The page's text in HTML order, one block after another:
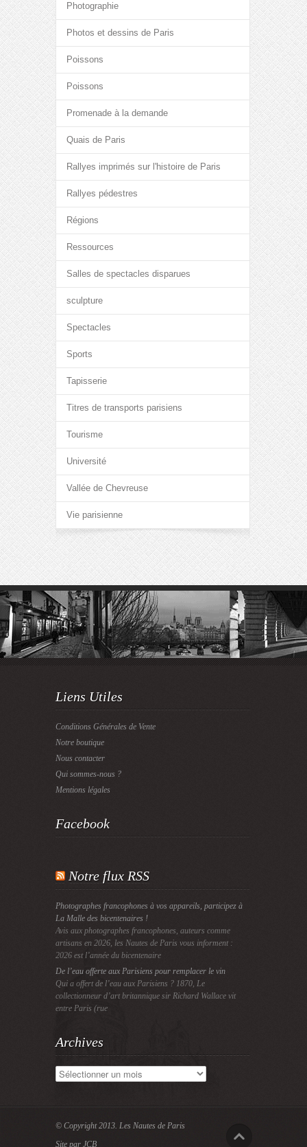
Photographie
Photos et dessins de Paris
Poissons
Poissons
Promenade à la demande
Quais de Paris
Rallyes imprimés sur l'histoire de Paris
Rallyes pédestres
Régions
Ressources
Salles de spectacles disparues
sculpture
Spectacles
Sports
Tapisserie
Titres de transports parisiens
Tourisme
Université
Vallée de Chevreuse
Vie parisienne
Liens Utiles
Conditions Générales de Vente
Notre boutique
Nous contacter
Qui sommes-nous ?
Mentions légales
Facebook
Notre flux RSS
Photographes francophones à vos appareils, participez à
La Malle des bicentenaires !
Avis aux photographes francophones, auteurs comme
artisans en 2026, les Nautes de Paris vous informent :
2026 est l’année du bicentenaire
De l’eau offerte aux Parisiens pour remplacer le vin
Qui a offert de l’eau aux Parisiens ? 1870, Le
collectionneur d’art britannique sir Richard Wallace vit
entre Paris (rue
Archives
Archives
© Copyright 2013. Les Nautes de Paris
Site par JCB